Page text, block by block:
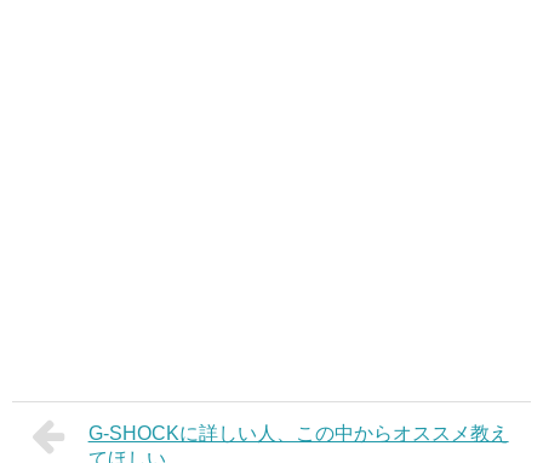
G-SHOCKに詳しい人、この中からオススメ教え
てほしい